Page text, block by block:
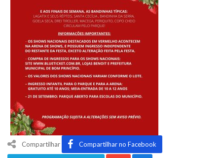
Compartilhar Compartilhar no Facebook